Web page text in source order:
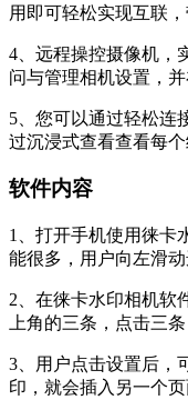
用即可轻松实现互联
4、远程操控摄像机，
问与管理相机设置，
5、您可以通过轻松连
过沉浸式查看查看每个
软件内容
1、打开手机使用徕卡
能很多，用户向左滑动
2、在徕卡水印相机软
上角的三条，点击三
3、用户点击设置后，
印，就会插入另一个